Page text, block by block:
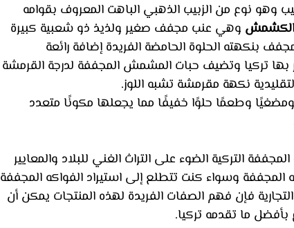
وهو نوع من الزبيب الذهبي الباهت المعروف بقوامه
الكشمش وهي عنب مجفف صغير ولذيذ ذو شعبية كبيرة
بنكهته الحلوة الحامضة الفريدة إضافة رائعة
بها تركيا وتضيف حبات المشمش المجففة لدرجة القرمشة
نكهة مقرمشة تشبه اللوز.
ومضغيًا وطعمًا حلوًا خفيفًا مما يجعلها مكونًا متعدد
التركية الضوء على التراث الغني للبلاد والمعايير
المجففة وسواء كنت تتطلع إلى استيراد الفواكه المجففة
فإن فهم الصفات الفريدة لهذه المنتجات يمكن أن
ما تقدمه تركيا.